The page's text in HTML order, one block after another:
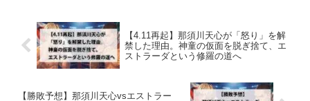
【4.11再起】那須川天心が「怒り」を解
禁した理由。神童の仮面を脱ぎ捨て、エ
ストラーダという修羅の道へ
【勝敗予想】那須川天心vsエストラー